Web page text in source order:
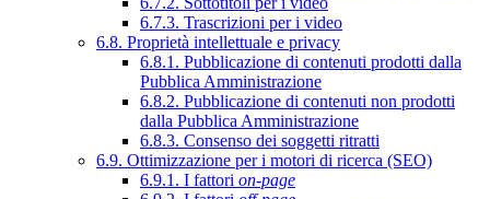
6.7.3. Trascrizioni per i video
6.8. Proprietà intellettuale e privacy
6.8.1. Pubblicazione di contenuti prodotti dalla
Pubblica Amministrazione
6.8.2. Pubblicazione di contenuti non prodotti
dalla Pubblica Amministrazione
6.8.3. Consenso dei soggetti ritratti
6.9. Ottimizzazione per i motori di ricerca (SEO)
6.9.1. I fattori on-page